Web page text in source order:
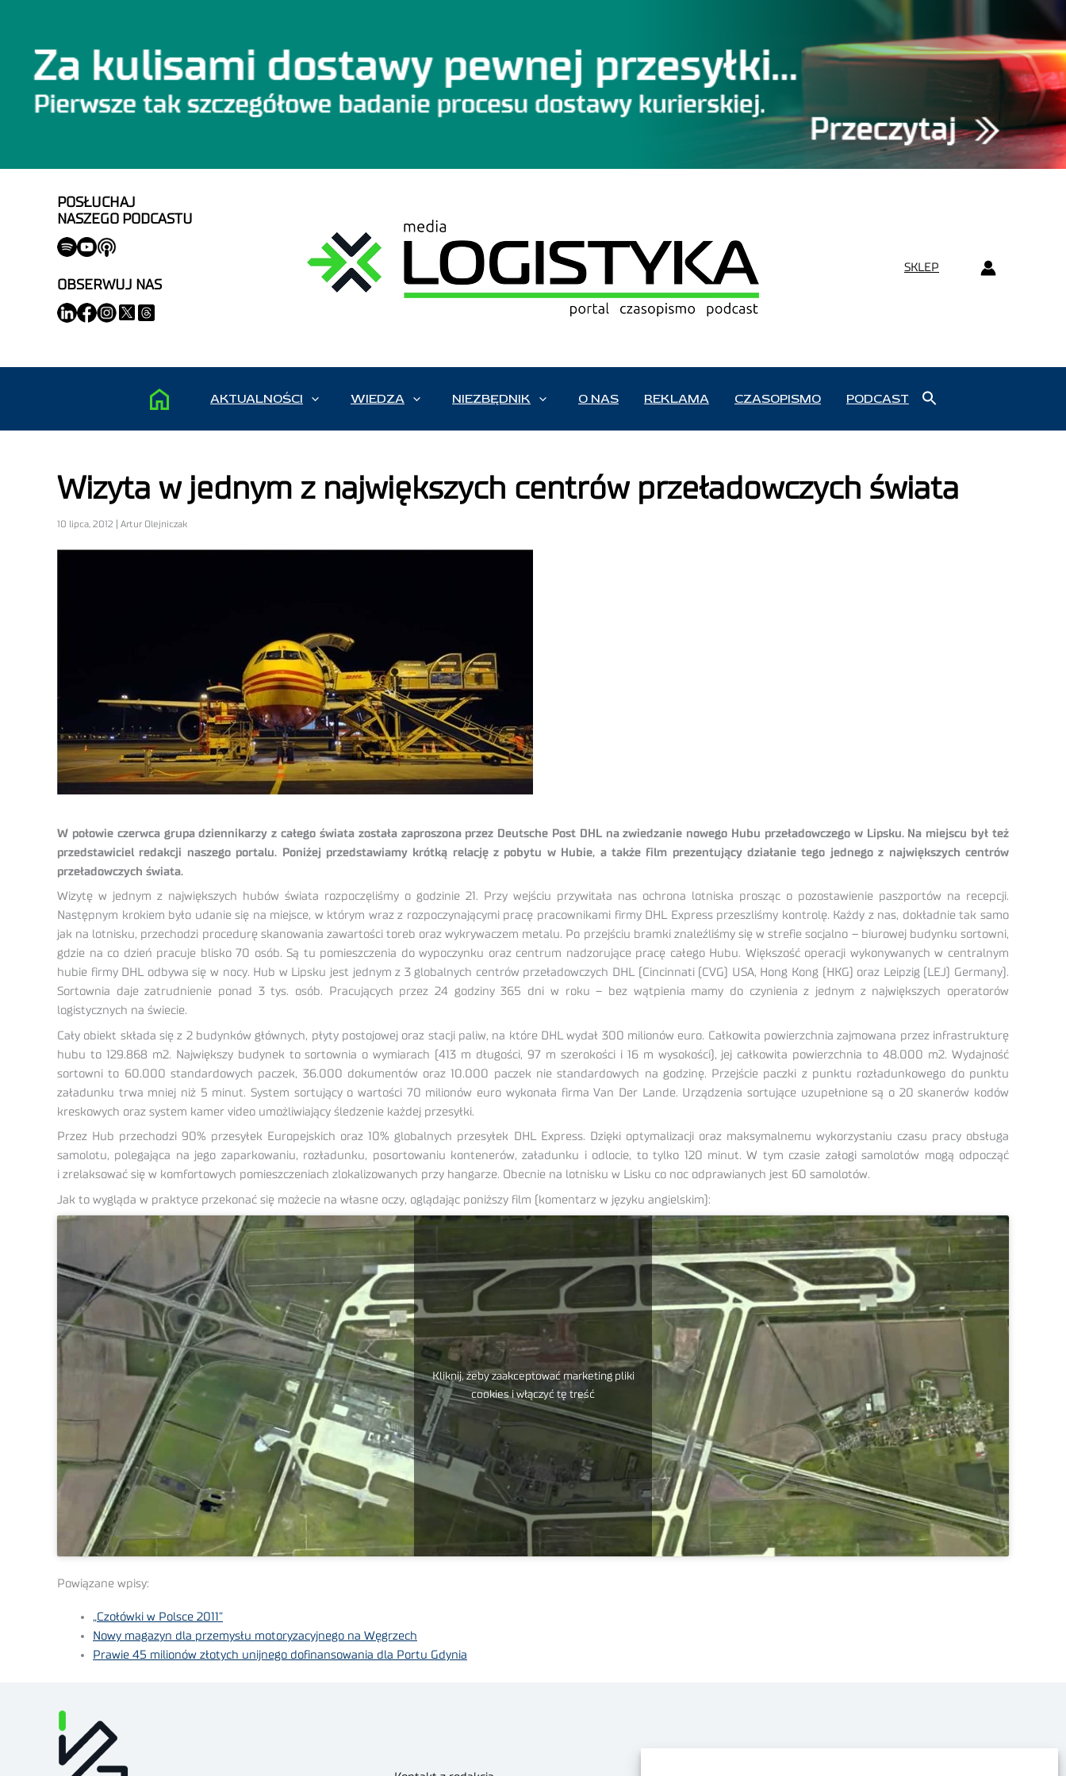
POSŁUCHAJ
NASZEGO PODCASTU
OBSERWUJ NAS
SKLEP
AKTUALNOŚCI WIEDZA NIEZBĘDNIK O NAS REKLAMA CZASOPISMO PODCAST
Wizyta w jednym z największych centrów przeładowczych świata
10 lipca, 2012 | Artur Olejniczak
W połowie czerwca grupa dziennikarzy z całego świata została zaproszona przez Deutsche Post DHL na zwiedzanie nowego Hubu przeładowczego w Lipsku. Na miejscu był też
przedstawiciel redakcji naszego portalu. Poniżej przedstawiamy krótką relację z pobytu w Hubie, a także film prezentujący działanie tego jednego z największych centrów
przeładowczych świata.
Wizytę w jednym z największych hubów świata rozpoczęliśmy o godzinie 21. Przy wejściu przywitała nas ochrona lotniska prosząc o pozostawienie paszportów na recepcji.
Następnym krokiem było udanie się na miejsce, w którym wraz z rozpoczynającymi pracę pracownikami firmy DHL Express przeszliśmy kontrolę. Każdy z nas, dokładnie tak samo
jak na lotnisku, przechodzi procedurę skanowania zawartości toreb oraz wykrywaczem metalu. Po przejściu bramki znaleźliśmy się w strefie socjalno – biurowej budynku sortowni,
gdzie na co dzień pracuje blisko 70 osób. Są tu pomieszczenia do wypoczynku oraz centrum nadzorujące pracę całego Hubu. Większość operacji wykonywanych w centralnym
hubie firmy DHL odbywa się w nocy. Hub w Lipsku jest jednym z 3 globalnych centrów przeładowczych DHL (Cincinnati (CVG) USA, Hong Kong (HKG) oraz Leipzig (LEJ) Germany).
Sortownia daje zatrudnienie ponad 3 tys. osób. Pracujących przez 24 godziny 365 dni w roku – bez wątpienia mamy do czynienia z jednym z największych operatorów
logistycznych na świecie.
Cały obiekt składa się z 2 budynków głównych, płyty postojowej oraz stacji paliw, na które DHL wydał 300 milionów euro. Całkowita powierzchnia zajmowana przez infrastrukturę
hubu to 129.868 m2. Największy budynek to sortownia o wymiarach (413 m długości, 97 m szerokości i 16 m wysokości), jej całkowita powierzchnia to 48.000 m2. Wydajność
sortowni to 60.000 standardowych paczek, 36.000 dokumentów oraz 10.000 paczek nie standardowych na godzinę. Przejście paczki z punktu rozładunkowego do punktu
załadunku trwa mniej niż 5 minut. System sortujący o wartości 70 milionów euro wykonała firma Van Der Lande. Urządzenia sortujące uzupełnione są o 20 skanerów kodów
kreskowych oraz system kamer video umożliwiający śledzenie każdej przesyłki.
Przez Hub przechodzi 90% przesyłek Europejskich oraz 10% globalnych przesyłek DHL Express. Dzięki optymalizacji oraz maksymalnemu wykorzystaniu czasu pracy obsługa
samolotu, polegająca na jego zaparkowaniu, rozładunku, posortowaniu kontenerów, załadunku i odlocie, to tylko 120 minut. W tym czasie załogi samolotów mogą odpocząć
i zrelaksować się w komfortowych pomieszczeniach zlokalizowanych przy hangarze. Obecnie na lotnisku w Lisku co noc odprawianych jest 60 samolotów.
Jak to wygląda w praktyce przekonać się możecie na własne oczy, oglądając poniższy film (komentarz w języku angielskim):
Kliknij, żeby zaakceptować marketing pliki
cookies i włączyć tę treść
Powiązane wpisy:
„Czołówki w Polsce 2011”
Nowy magazyn dla przemysłu motoryzacyjnego na Węgrzech
Prawie 45 milionów złotych unijnego dofinansowania dla Portu Gdynia